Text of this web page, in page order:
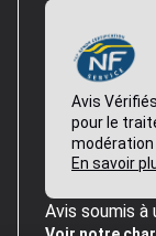
Avis
pour le
En savoir
Avis soumis à